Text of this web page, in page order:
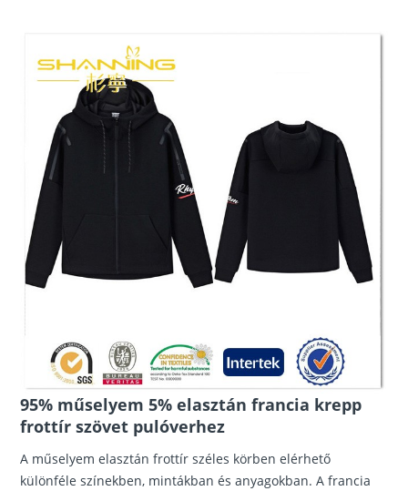
95% műselyem 5% elasztán francia krepp
frottír szövet pulóverhez
A műselyem elasztán frottír széles körben elérhető
különféle színekben, mintákban és anyagokban. A francia